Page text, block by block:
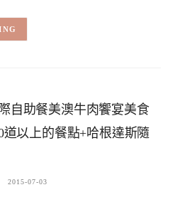
自助餐美澳牛肉饗宴美食
以上的餐點+哈根達斯隨
2015-07-03